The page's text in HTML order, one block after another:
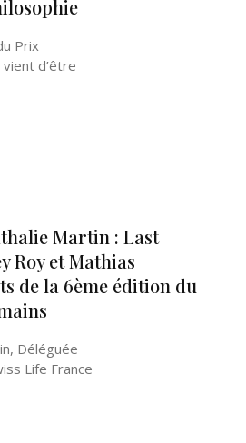
Prix
d’être
Martin : Last
Roy et Mathias
de la 6ème édition du
Déléguée
Life France